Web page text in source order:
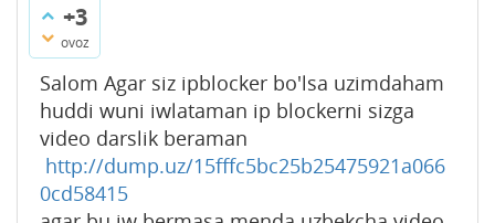
+3
ovoz
Salom Agar siz ipblocker bo'lsa uzimdaham
huddi wuni iwlataman ip blockerni sizga
video darslik beraman
http://dump.uz/15fffc5bc25b25475921a066
0cd58415